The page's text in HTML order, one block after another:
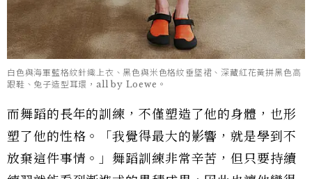
白色與海軍藍格紋針織上衣、黑色與米色格紋垂墜裙、深藏紅花黃拼黑色高
跟鞋、兔子造型耳環，all by Loewe。
而舞蹈的長年的訓練，不僅塑造了他的身體，也形
塑了他的性格。「我覺得最大的影響，就是學到不
放棄這件事情。」舞蹈訓練非常辛苦，但只要持續